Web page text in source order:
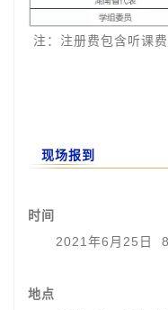
注：注册费包含听课
现场报到
时间
2021年6月25日
地点